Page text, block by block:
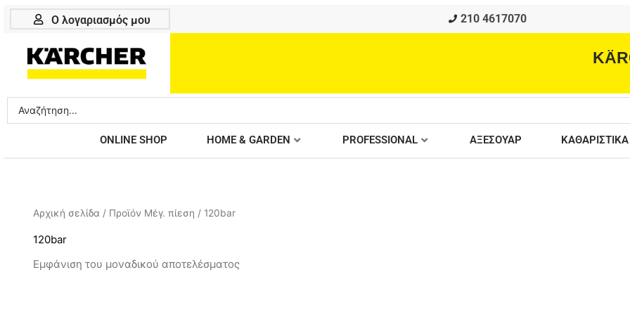
Μετάβαση
Ο λογαριασμός μου 210 4617070
Search
...
ONLINE SHOP HOME & GARDEN PROFESSIONAL ΑΞΕΣΟΥΑΡ ΚΑΘΑΡΙΣΤΙΚΑ
Αρχική σελίδα / Προϊόν Μέγ. πίεση / 120bar
120bar
Εμφάνιση του μοναδικού αποτελέσματος